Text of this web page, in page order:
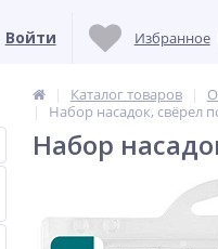
Войти Избранное
Каталог товаров
Набор насадок, свёрел
Набор